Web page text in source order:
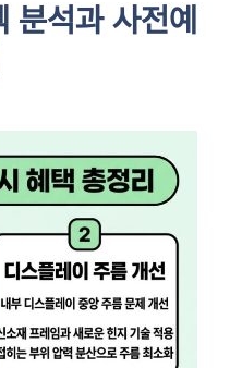
석과 사전예